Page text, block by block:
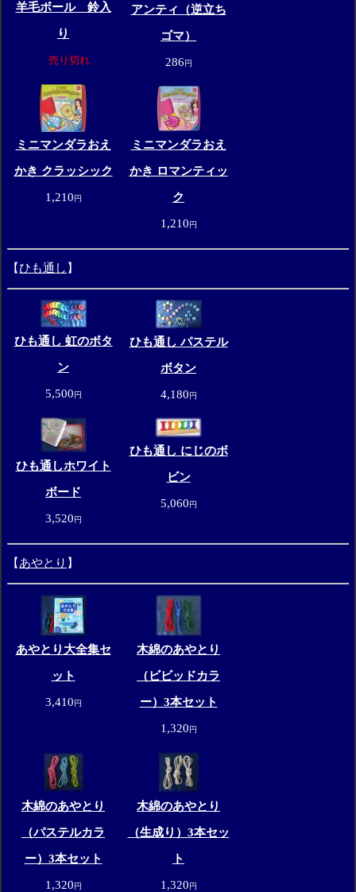
羊毛ボール 鈴入
り
売り切れ
アンティ（逆立ち
ゴマ）
286円
ミニマンダラおえ
かき クラッシック
1,210円
ミニマンダラおえ
かき ロマンティッ
ク
1,210円
【ひも通し 】
ひも通し 虹のボタ
ン
5,500円
ひも通し パステル
ボタン
4,180円
ひも通しホワイト
ボード
3,520円
ひも通し にじのボ
ビン
5,060円
【 あやとり 】
あやとり大全集セ
ット
3,410円
木綿のあやとり
（ビビッドカラ
ー）3本セット
1,320円
木綿のあやとり
（パステルカラ
ー）3本セット
1,320円
木綿のあやとり
（生成り）3本セッ
ト
1,320円